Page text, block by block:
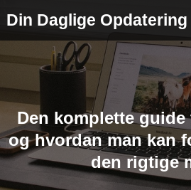
Din Daglige Opdatering
Den komplette
og hvordan man kan
den rigtige